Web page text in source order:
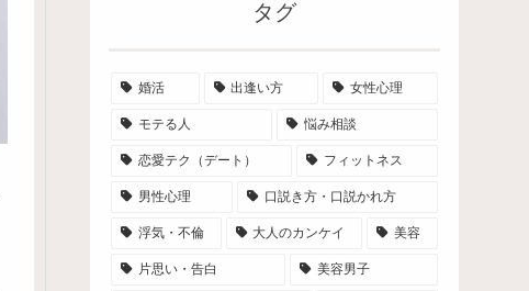
タグ
婚活 出逢い方 女性心理
モテる人 悩み相談
恋愛テク（デート） フィットネス
男性心理 口説き方・口説かれ方
浮気・不倫 大人のカンケイ 美容
片思い・告白 美容男子